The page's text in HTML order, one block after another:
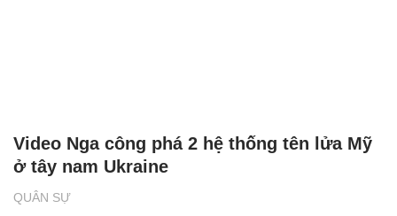
QUÂN SỰ
Video Nga công phá 2 hệ thống tên lửa Mỹ
ở tây nam Ukraine